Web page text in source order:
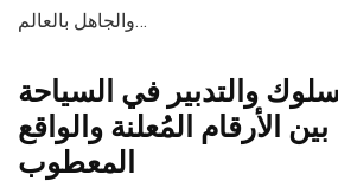
والجاهل بالعالم…
والتدبير في السياحة
بين الأرقام المُعلنة والواقع
المعطوب